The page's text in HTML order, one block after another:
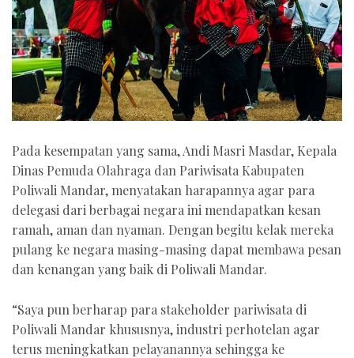
Pada kesempatan yang sama, Andi Masri Masdar, Kepala
Dinas Pemuda Olahraga dan Pariwisata Kabupaten
Poliwali Mandar, menyatakan harapannya agar para
delegasi dari berbagai negara ini mendapatkan kesan
ramah, aman dan nyaman. Dengan begitu kelak mereka
pulang ke negara masing-masing dapat membawa pesan
dan kenangan yang baik di Poliwali Mandar.
“Saya pun berharap para stakeholder pariwisata di
Poliwali Mandar khususnya, industri perhotelan agar
terus meningkatkan pelayanannya sehingga ke